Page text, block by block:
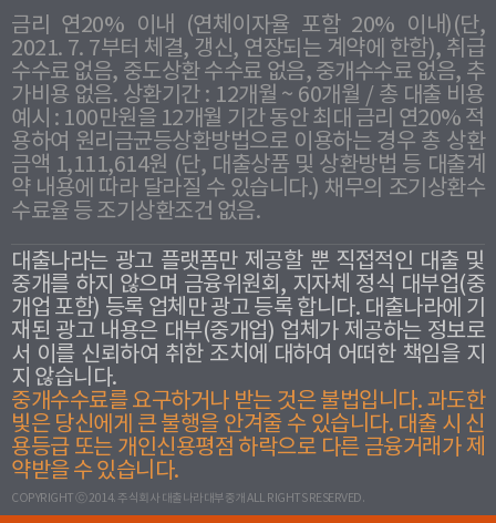
금리 연20% 이내 (연체이자율 포함 20% 이내)(단,
2021. 7. 7부터 체결, 갱신, 연장되는 계약에 한함), 취급
수수료 없음, 중도상환 수수료 없음, 중개수수료 없음, 추
가비용 없음. 상환기간 : 12개월 ~ 60개월 / 총 대출 비용
예시 : 100만원을 12개월 기간 동안 최대 금리 연20% 적
용하여 원리금균등상환방법으로 이용하는 경우 총 상환
금액 1,111,614원 (단, 대출상품 및 상환방법 등 대출계
약 내용에 따라 달라질 수 있습니다.) 채무의 조기상환수
수료율 등 조기상환조건 없음.
대출나라는 광고 플랫폼만 제공할 뿐 직접적인 대출 및
중개를 하지 않으며 금융위원회, 지자체 정식 대부업(중
개업 포함) 등록 업체만 광고 등록 합니다. 대출나라에 기
재된 광고 내용은 대부(중개업) 업체가 제공하는 정보로
서 이를 신뢰하여 취한 조치에 대하여 어떠한 책임을 지
지 않습니다.
중개수수료를 요구하거나 받는 것은 불법입니다. 과도한
빛은 당신에게 큰 불행을 안겨줄 수 있습니다. 대출 시 신
용등급 또는 개인신용평점 하락으로 다른 금융거래가 제
약받을 수 있습니다.
COPYRIGHT ⓒ 2014. 주식회사 대출나라대부중개 ALL RIGHTS RESERVED.